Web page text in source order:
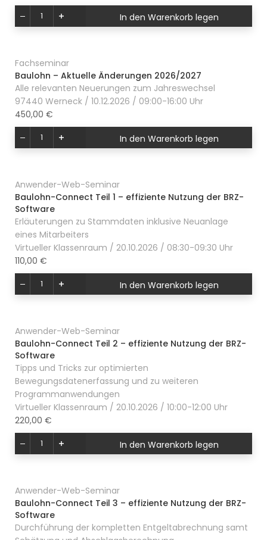
In den Warenkorb legen
Fachseminar
Baulohn – Aktuelle Änderungen 2026/2027
Alle relevanten Neuerungen zum Jahreswechsel
97440 Werneck / 10.12.2026 / 09:00-16:00 Uhr
450,00 €
In den Warenkorb legen
Anwender-Web-Seminar
Baulohn-Connect Teil 1 – effiziente Nutzung der BRZ-
Software
Erläuterungen zu Stammdaten inklusive Neuanlage
eines Mitarbeiters
Virtueller Klassenraum / 20.10.2026 / 08:30-09:30 Uhr
110,00 €
In den Warenkorb legen
Anwender-Web-Seminar
Baulohn-Connect Teil 2 – effiziente Nutzung der BRZ-
Software
Tipps und Tricks zur optimierten
Bewegungsdatenerfassung und zu weiteren
Programmanwendungen
Virtueller Klassenraum / 20.10.2026 / 10:00-12:00 Uhr
220,00 €
In den Warenkorb legen
Anwender-Web-Seminar
Baulohn-Connect Teil 3 – effiziente Nutzung der BRZ-
Software
Durchführung der kompletten Entgeltabrechnung samt